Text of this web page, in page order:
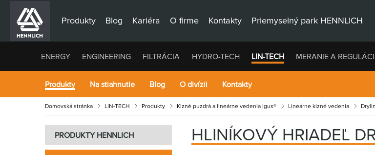
Produkty Blog Kariéra O firme Kontakty Priemyselný park HENNLICH
ENERGY ENGINEERING FILTRÁCIA HYDRO-TECH LIN-TECH MERANIE A
Produkty Na stiahnutie Blog O divízii Kontakty
Domovská stránka LIN-TECH Produkty Klzné puzdrá a lineárne vedenia igus® Lineárne klzné vedenia
PRODUKTY HENNLICH HLINÍKOVÝ HRIADEĽ